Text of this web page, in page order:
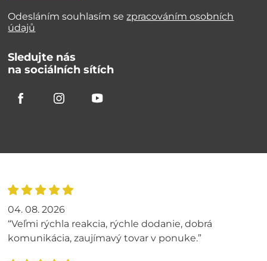
Odesláním souhlasím sezpracováním osobních
údajů
Sledujte nás
na sociálních sítích
04. 08. 2026
“Veľmi rýchla reakcia, rýchle dodanie, dobrá
komunikácia, zaujímavý tovar v ponuke.”